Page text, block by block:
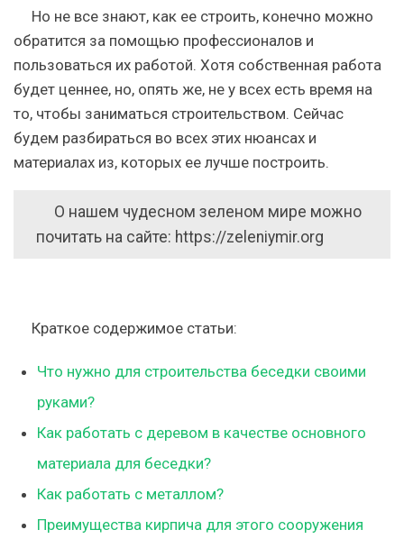
Но не все знают, как ее строить, конечно можно
обратится за помощью профессионалов и
пользоваться их работой. Хотя собственная работа
будет ценнее, но, опять же, не у всех есть время на
то, чтобы заниматься строительством. Сейчас
будем разбираться во всех этих нюансах и
материалах из, которых ее лучше построить.
О нашем чудесном зеленом мире можно
почитать на сайте: https://zeleniymir.org
Краткое содержимое статьи:
Что нужно для строительства беседки своими
руками?
Как работать с деревом в качестве основного
материала для беседки?
Как работать с металлом?
Преимущества кирпича для этого сооружения